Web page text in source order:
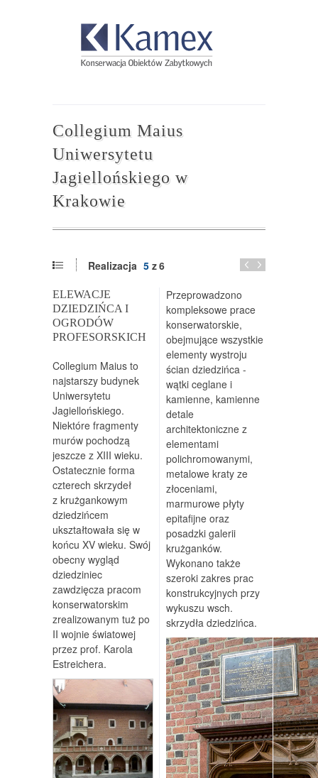
Collegium Maius
Uniwersytetu
Jagiellońskiego w
Krakowie
Realizacja 5 z6
ELEWACJE
DZIEDZIŃCA I
OGRODÓW
PROFESORSKICH
Collegium Maius to
najstarszy budynek
Uniwersytetu
Jagiellońskiego.
Niektóre fragmenty
murów pochodzą
jeszcze z XIII wieku.
Ostatecznie forma
czterech skrzydeł
z krużgankowym
dziedzińcem
ukształtowała się w
końcu XV wieku. Swój
obecny wygląd
dziedziniec
zawdzięcza pracom
konserwatorskim
zrealizowanym tuż po
II wojnie światowej
przez prof. Karola
Estreichera.
Przeprowadzono
kompleksowe prace
konserwatorskie,
obejmujące wszystkie
elementy wystroju
ścian dziedzińca -
wątki ceglane i
kamienne, kamienne
detale
architektoniczne z
elementami
polichromowanymi,
metalowe kraty ze
złoceniami,
marmurowe płyty
epitafijne oraz
posadzki galerii
krużganków.
Wykonano także
szeroki zakres prac
konstrukcyjnych przy
wykuszu wsch.
skrzydła dziedzińca.